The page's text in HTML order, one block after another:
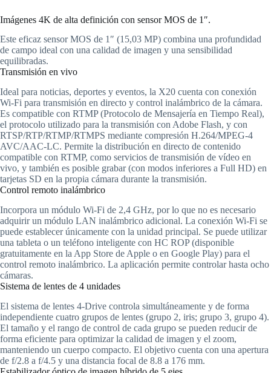
Imágenes 4K de alta definición con sensor MOS de 1″.
Este eficaz sensor MOS de 1″ (15,03 MP) combina una profundidad
de campo ideal con una calidad de imagen y una sensibilidad
equilibradas.
Transmisión en vivo
Ideal para noticias, deportes y eventos, la X20 cuenta con conexión
Wi-Fi para transmisión en directo y control inalámbrico de la cámara.
Es compatible con RTMP (Protocolo de Mensajería en Tiempo Real),
el protocolo utilizado para la transmisión con Adobe Flash, y con
RTSP/RTP/RTMP/RTMPS mediante compresión H.264/MPEG-4
AVC/AAC-LC. Permite la distribución en directo de contenido
compatible con RTMP, como servicios de transmisión de vídeo en
vivo, y también es posible grabar (con modos inferiores a Full HD) en
tarjetas SD en la propia cámara durante la transmisión.
Control remoto inalámbrico
Incorpora un módulo Wi-Fi de 2,4 GHz, por lo que no es necesario
adquirir un módulo LAN inalámbrico adicional. La conexión Wi-Fi se
puede establecer únicamente con la unidad principal. Se puede utilizar
una tableta o un teléfono inteligente con HC ROP (disponible
gratuitamente en la App Store de Apple o en Google Play) para el
control remoto inalámbrico. La aplicación permite controlar hasta ocho
cámaras.
Sistema de lentes de 4 unidades
El sistema de lentes 4-Drive controla simultáneamente y de forma
independiente cuatro grupos de lentes (grupo 2, iris; grupo 3, grupo 4).
El tamaño y el rango de control de cada grupo se pueden reducir de
forma eficiente para optimizar la calidad de imagen y el zoom,
manteniendo un cuerpo compacto. El objetivo cuenta con una apertura
de f/2.8 a f/4.5 y una distancia focal de 8.8 a 176 mm.